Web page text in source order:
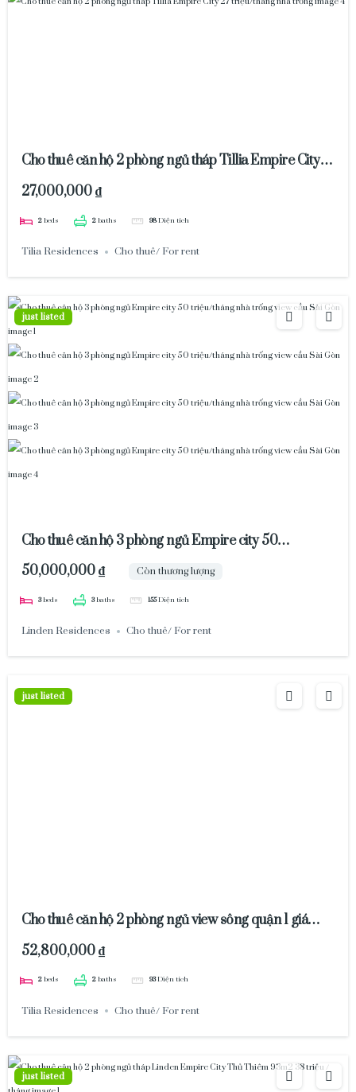
Cho thuê căn hộ 2 phòng ngủ tháp Tillia Empire City
27 triệu/tháng nhà trống
27,000,000 ₫
2 beds 2baths 98Diện tích
Tilia Residences Cho thuê/ For rent
just listed
Cho thuê căn hộ 3 phòng ngủ Empire city 50
triệu/tháng nhà trống view cầu Sài Gòn
50,000,000 ₫ Còn thương lượng
3beds 3baths 155Diện tích
Linden Residences Cho thuê/ For rent
just listed
Cho thuê căn hộ 2 phòng ngủ view sông quận 1 giá
2000usd / tháng
52,800,000 ₫
2 beds 2baths 93Diện tích
Tilia Residences Cho thuê/ For rent
just listed